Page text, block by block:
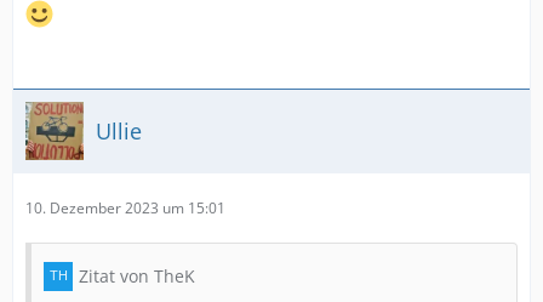
Ullie
10. Dezember 2023 um 15:01
Zitat von TheK